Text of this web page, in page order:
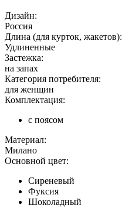
Дизайн:
Россия
Длина (для курток, жакетов):
Удлиненные
Застежка:
на запах
Категория потребителя:
для женщин
Комплектация:
с поясом
Материал:
Милано
Основной цвет:
Сиреневый
Фуксия
Шоколадный